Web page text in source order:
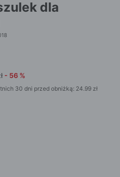
- 56 %
30 dni przed obniżką: 24.99 zł